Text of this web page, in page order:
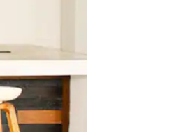
tacto o desliza el dedo.